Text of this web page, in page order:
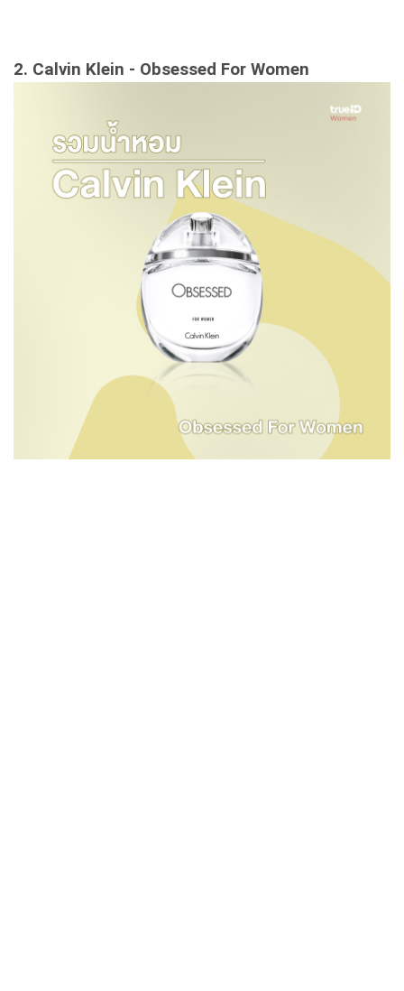
2. Calvin Klein - Obsessed For Women